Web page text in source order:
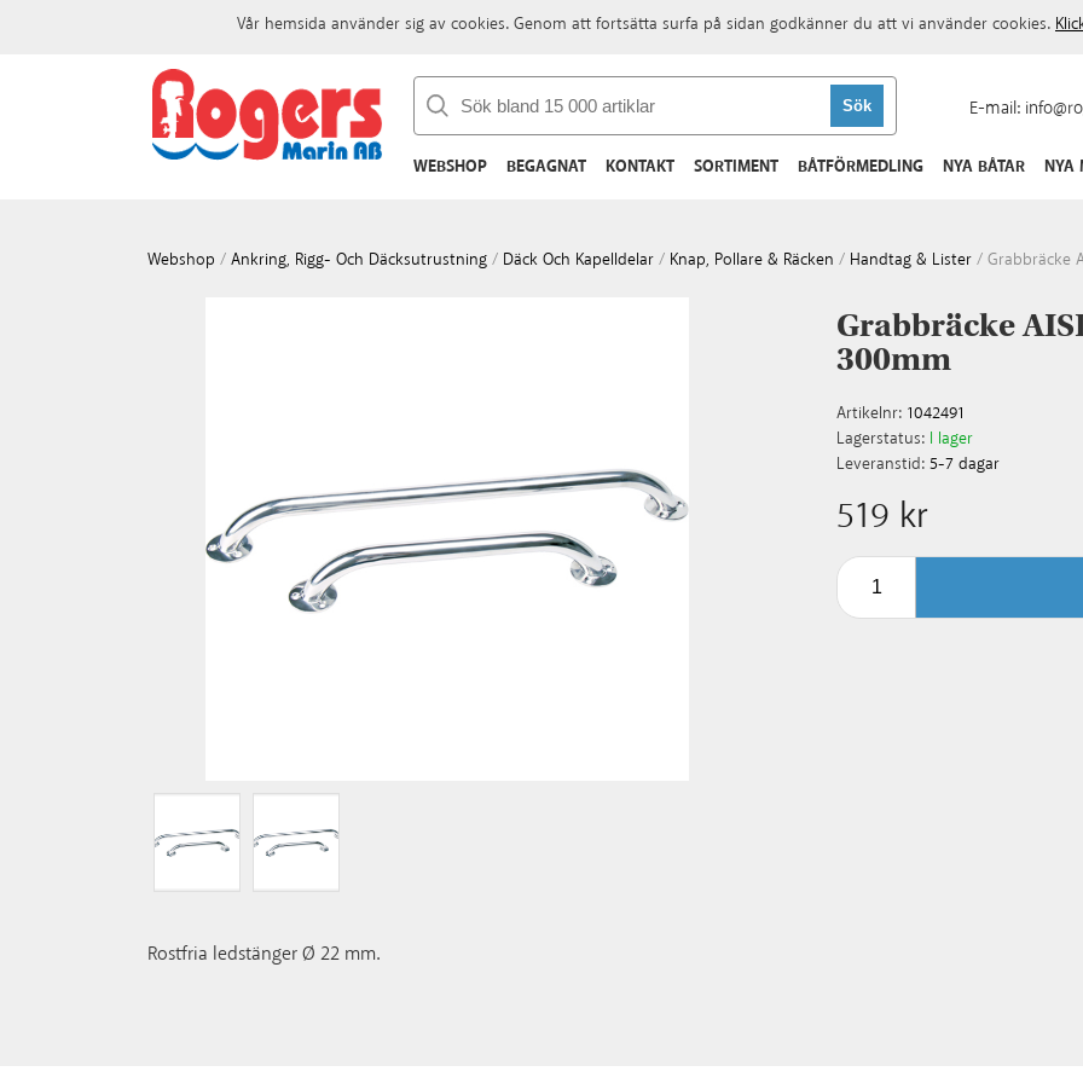
E-mail:
WEBSHOP BEGAGNAT KONTAKT SORTIMENT BÅTFÖRMEDLING NYA BÅTAR NYA
Webshop / Ankring, Rigg- Och Däcksutrustning / Däck Och Kapelldelar / Knap, Pollare & Räcken / Handtag & Lister / Grabbräcke
Grabbräcke
300mm
Artikelnr: 1042491
Lagerstatus: I lager
Leveranstid: 5-7 dagar
519 kr
Rostfria ledstänger Ø 22 mm.
Vår hemsida använder sig av cookies. Genom att fortsätta surfa på sidan godkänner du att vi använder cookies.